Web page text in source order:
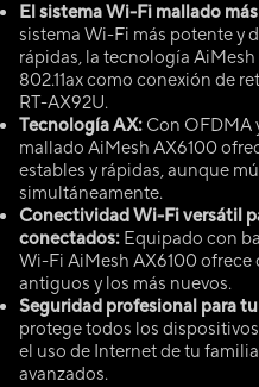
El sistema Wi-Fi mallado
sistema Wi-Fi más potente y
rápidas, la tecnología
802.11ax como conexión de
RT-AX92U.
Tecnología AX: Con OFDMA
mallado AiMesh AX6100
estables y rápidas, aunque
simultáneamente.
Conectividad Wi-Fi versátil
conectados: Equipado con
Wi-Fi AiMesh AX6100 ofrece
antiguos y los más nuevos.
Seguridad profesional para
protege todos los
el uso de Internet de tu
avanzados.